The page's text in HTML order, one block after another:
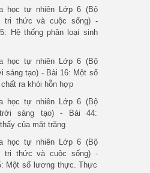
học tự nhiên Lớp 6 (Bộ
tri thức và cuộc sống) -
Hệ thống phân loại sinh
học tự nhiên Lớp 6 (Bộ
sáng tạo) - Bài 16: Một số
ra khỏi hỗn hợp
học tự nhiên Lớp 6 (Bộ
sáng tạo) - Bài 44:
của mặt trăng
học tự nhiên Lớp 6 (Bộ
tri thức và cuộc sống) -
Một số lương thực. Thực